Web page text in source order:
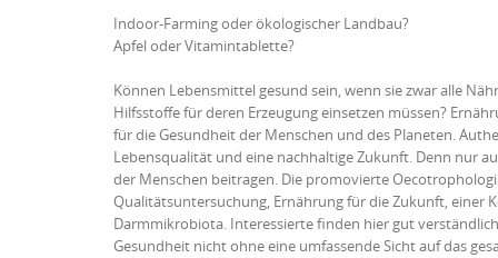
Indoor-Farming oder ökologischer Landbau?
Apfel oder Vitamintablette?
Können Lebensmittel gesund sein, wenn sie zwar alle
Hilfsstoffe für deren Erzeugung einsetzen müssen?
für die Gesundheit der Menschen und des Planeten.
Lebensqualität und eine nachhaltige Zukunft. Denn nur
der Menschen beitragen. Die promovierte
Qualitätsuntersuchung, Ernährung für die Zukunft, einer
Darmmikrobiota. Interessierte finden hier gut
Gesundheit nicht ohne eine umfassende Sicht auf das